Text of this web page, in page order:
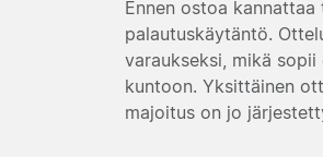
Ennen ostoa
palautuskäytäntö.
varaukseksi, mikä
kuntoon. Yksittäinen
majoitus on jo